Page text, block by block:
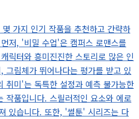
가지 인기 작품을 추천하고 간략하
저, '비밀 수업'은 캠퍼스 로맨스를
릭터와 흥미진진한 스토리로 많은 인
그림체가 뛰어나다는 평가를 받고 있
취미'는 독특한 설정과 예측 불가능한
작품입니다. 스릴러적인 요소와 에로
있습니다. 또한, '썰툰' 시리즈는 다